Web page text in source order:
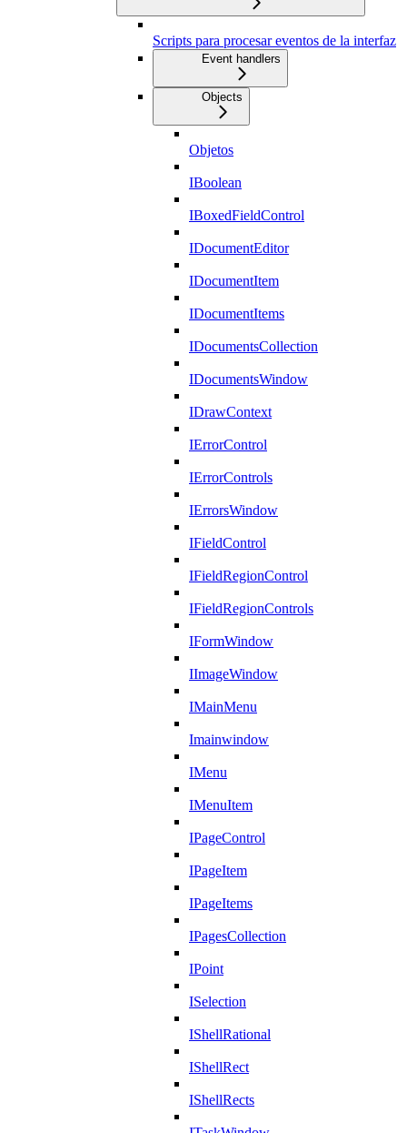
Scripts para procesar eventos de la interfaz
Event handlers
Objects
Objetos
IBoolean
IBoxedFieldControl
IDocumentEditor
IDocumentItem
IDocumentItems
IDocumentsCollection
IDocumentsWindow
IDrawContext
IErrorControl
IErrorControls
IErrorsWindow
IFieldControl
IFieldRegionControl
IFieldRegionControls
IFormWindow
IImageWindow
IMainMenu
Imainwindow
IMenu
IMenuItem
IPageControl
IPageItem
IPageItems
IPagesCollection
IPoint
ISelection
IShellRational
IShellRect
IShellRects